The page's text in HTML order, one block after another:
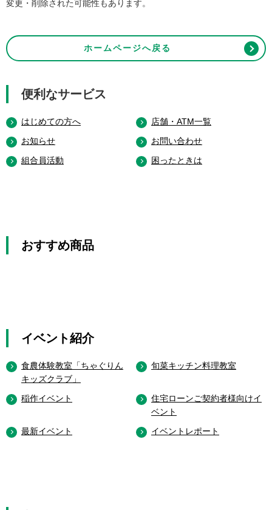
変更・削除された可能性もあります。
ホームページへ戻る
便利なサービス
はじめての方へ
店舗・ATM一覧
お知らせ
お問い合わせ
組合員活動
困ったときは
おすすめ商品
イベント紹介
食農体験教室「ちゃぐりん
キッズクラブ」
旬菜キッチン料理教室
稲作イベント
住宅ローンご契約者様向けイ
ベント
最新イベント
イベントレポート